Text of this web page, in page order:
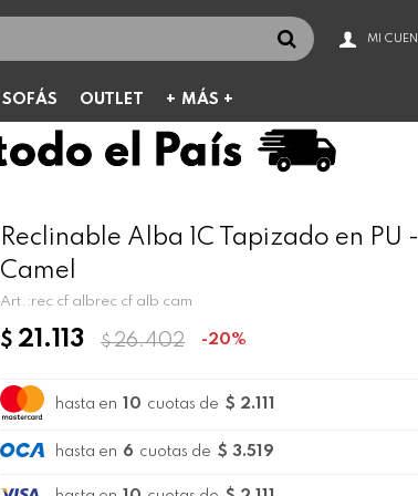
SOFÁS OUTLET MÁS +
Reclinable Alba 1C Tapizado en PU -
Camel
rec cf albrec cf alb cam
$ 21.113 $ 26.402 20
hasta en 10 cuotas de $ 2.111
hasta en 6 cuotas de $ 3.519